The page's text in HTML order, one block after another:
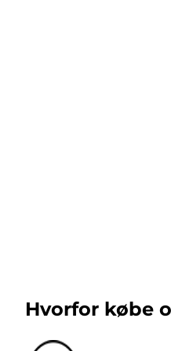
Hvorfor købe